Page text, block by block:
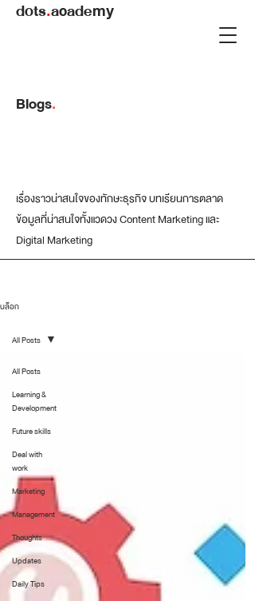
dots.academy
Blogs.
เรื่องราวน่าสนใจของทักษะธุรกิจ บทเรียนการตลาด
ข้อมูลที่น่าสนใจทั้งแวดวง Content Marketing และ
Digital Marketing
บล็อก
All Posts
Learning &
Development
Future skills
Deal with
work
Marketing
Management
Thoughts
Updates
Daily Tips
All Posts